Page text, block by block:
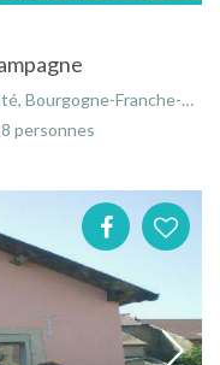
Franche-Comté, France
8 personnes